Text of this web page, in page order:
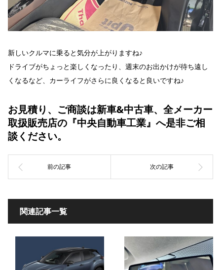
新しいクルマに乗ると気分が上がりますね♪
ドライブがちょっと楽しくなったり、週末のお出かけが待ち遠し
くなるなど、カーライフがさらに良くなると良いですね♪
お見積り、ご商談は新車&中古車、全メーカー
取扱販売店の『中央自動車工業』へ是非ご相
談ください。
関連記事一覧